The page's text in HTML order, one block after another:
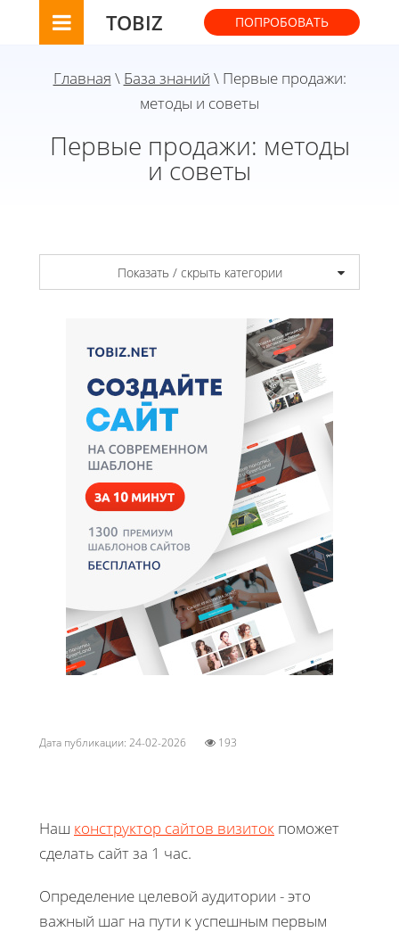
TOBIZ ПОПРОБОВАТЬ
Главная \ База знаний \ Первые продажи:
методы и советы
Первые продажи: методы
и советы
Показать / скрыть категории
Дата публикации: 24-02-2026 193
Наш конструктор сайтов визиток поможет
сделать сайт за 1 час.
Определение целевой аудитории - это
важный шаг на пути к успешным первым